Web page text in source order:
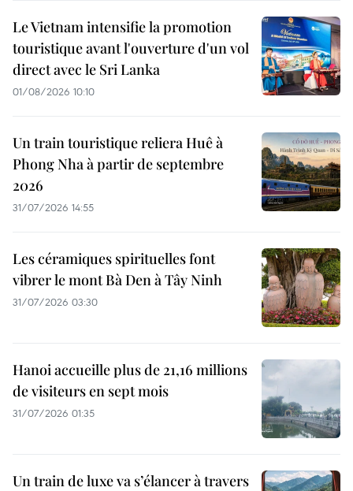
Le Vietnam intensifie la promotion
touristique avant l'ouverture d'un vol
direct avec le Sri Lanka
01/08/2026 10:10
Un train touristique reliera Huê à
Phong Nha à partir de septembre
2026
31/07/2026 14:55
Les céramiques spirituelles font
vibrer le mont Bà Den à Tây Ninh
31/07/2026 03:30
Hanoi accueille plus de 21,16 millions
de visiteurs en sept mois ​
31/07/2026 01:35
Un train de luxe va s’élancer à travers